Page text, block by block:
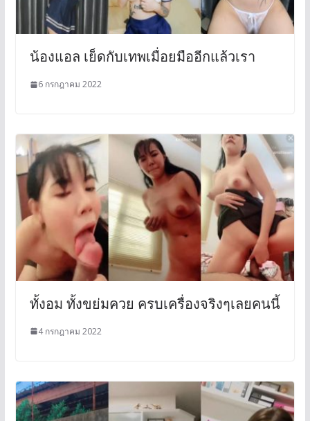
น้องแอล เย็ดกับเทพเมื่อยมืออีกแล้วเรา
6 กรกฎาคม 2022
ทั้งอม ทั้งขย่มควย ครบเครื่องจริงๆเลยคนนี้
4 กรกฎาคม 2022